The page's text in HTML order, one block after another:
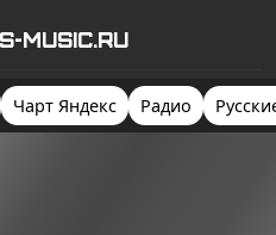
MUSIC.RU
Чарт Яндекс Радио